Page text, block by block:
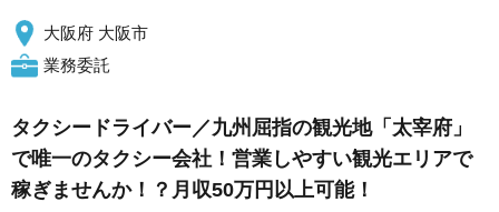
大阪府 大阪市
業務委託
タクシードライバー／九州屈指の観光地「太宰府」
で唯一のタクシー会社！営業しやすい観光エリアで
稼ぎませんか！？月収50万円以上可能！